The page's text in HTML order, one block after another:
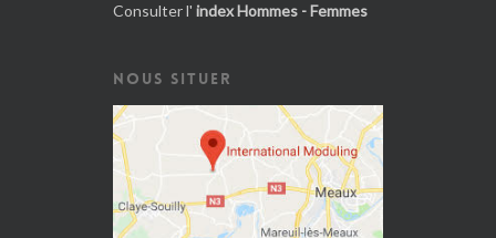
Consulter l' index Hommes - Femmes
NOUS SITUER